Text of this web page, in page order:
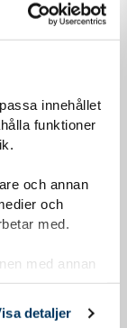
innehållet
funktioner
och annan
och
med.
med annan
som de har
detaljer
Stärk
från